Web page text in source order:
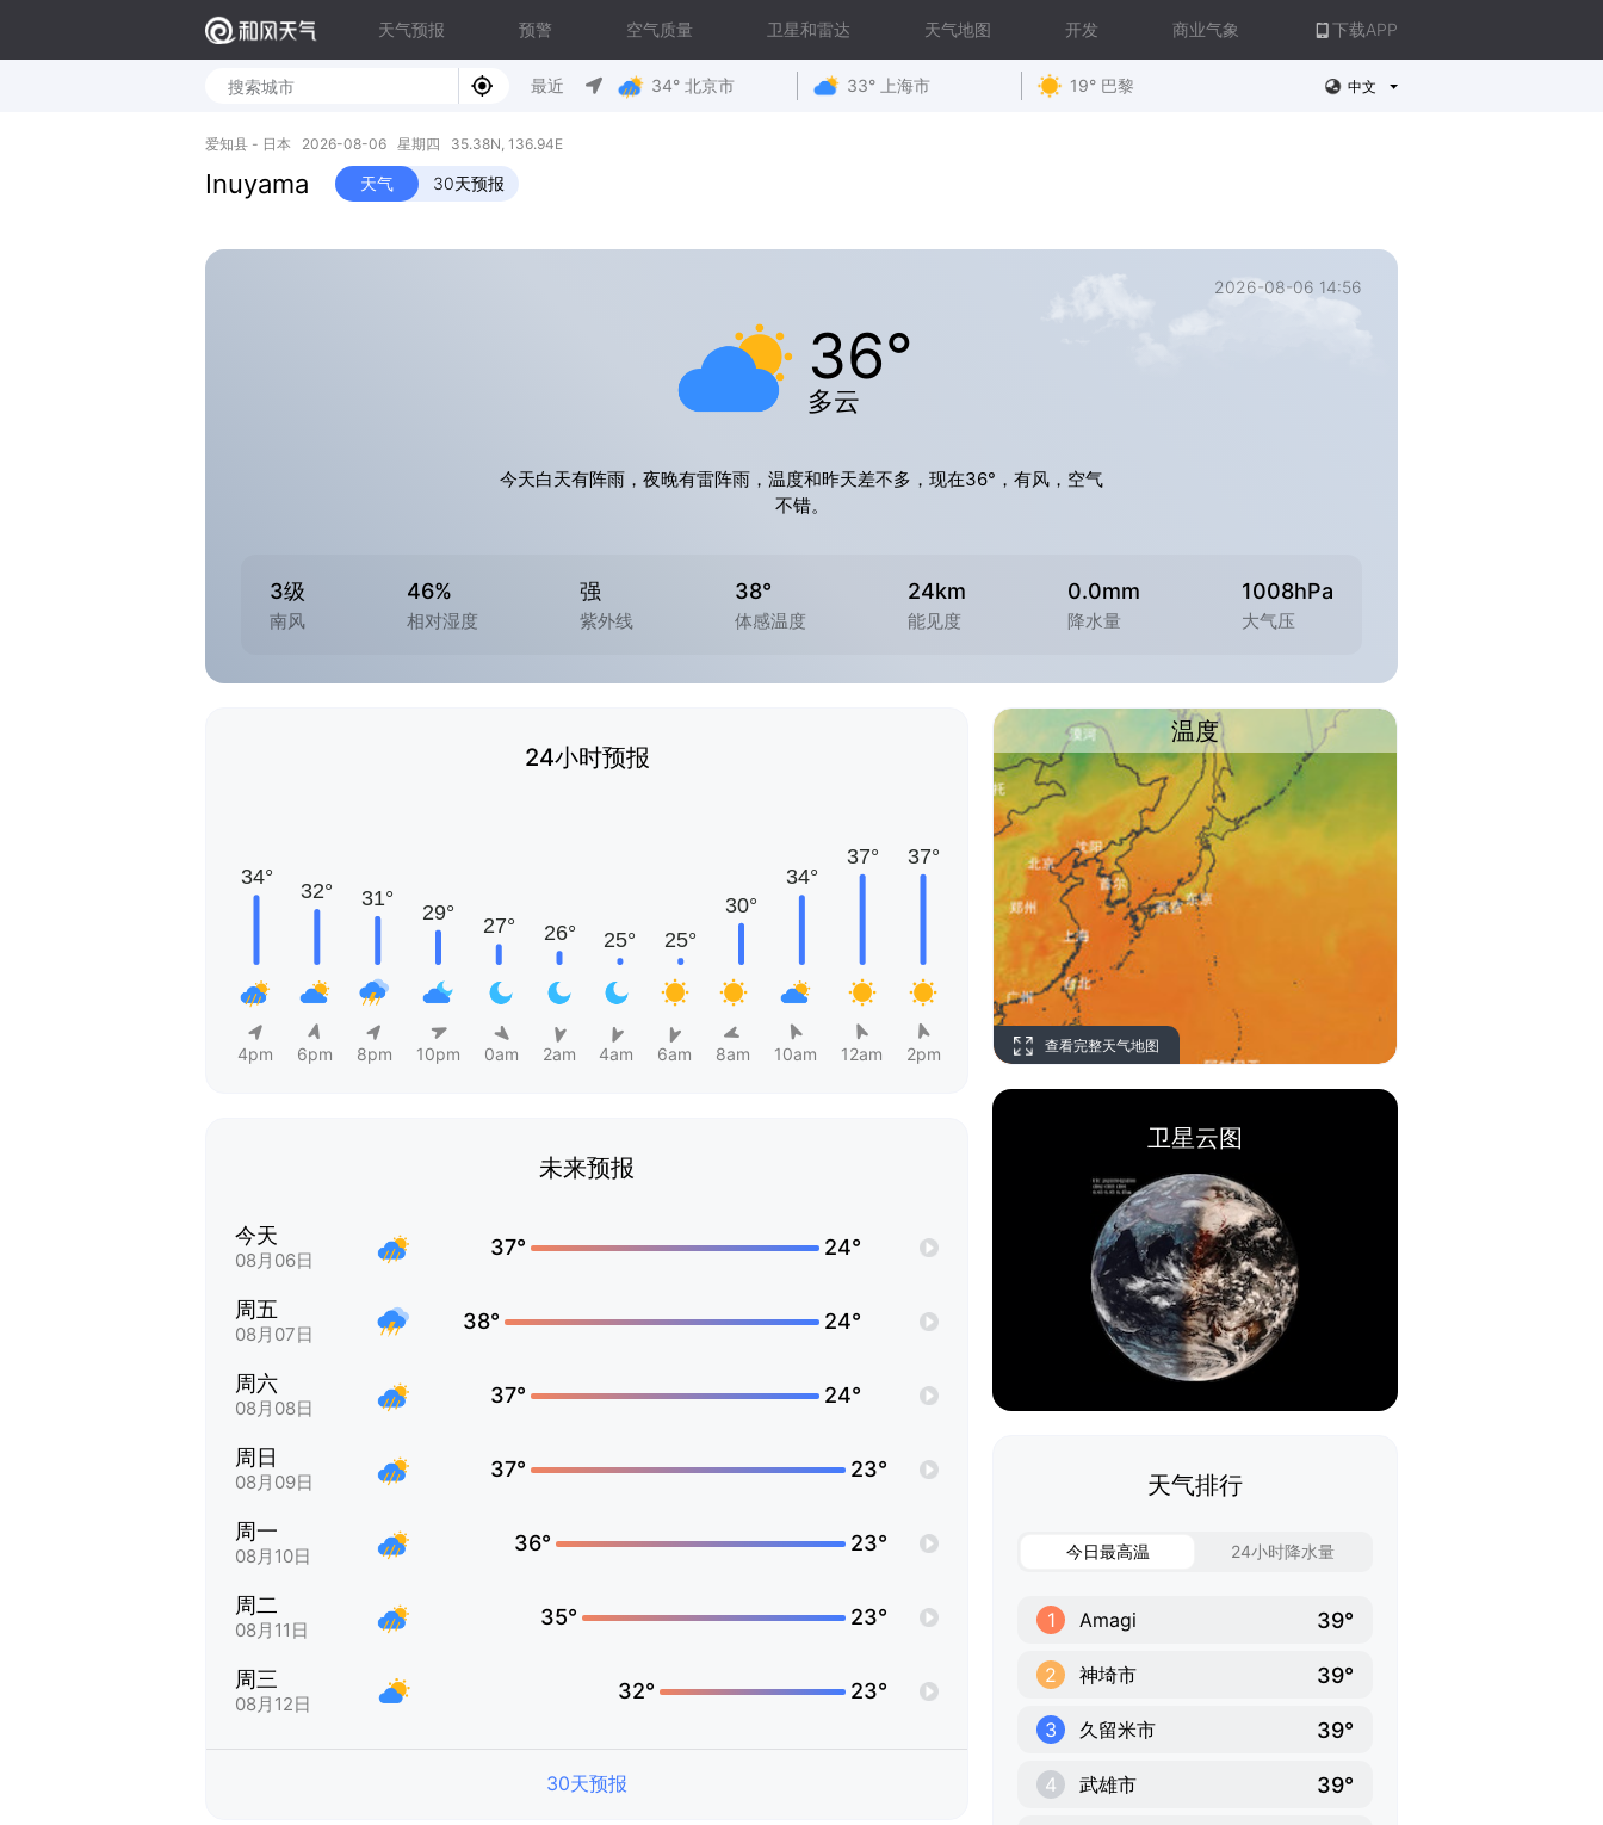
天气预报 预警 空气质量 卫星和雷达 天气地图 开发 商业气象 下载APP
最近 34° 北京市 33° 上海市 19° 巴黎 中文
爱知县 - 日本 2026-08-06 星期四 35.38N, 136.94E
Inuyama 天气 30天预报
2026-08-06 14:56
36°
多云
今天白天有阵雨，夜晚有雷阵雨，温度和昨天差不多，现在36°，有风，空气
不错。
3级
南风
46%
相对湿度
强
紫外线
38°
体感温度
24km
能见度
0.0mm
降水量
1008hPa
大气压
24小时预报
4pm 6pm 8pm 10pm 0am 2am 4am 6am 8am 10am 12am 2pm
未来预报
今天
08月06日
37° 24°
周五
08月07日
38° 24°
周六
08月08日
37° 24°
周日
08月09日
37° 23°
周一
08月10日
36° 23°
周二
08月11日
35° 23°
周三
08月12日
32° 23°
30天预报
温度
查看完整天气地图
卫星云图
天气排行
今日最高温 24小时降水量
1 Amagi 39°
2 神埼市 39°
3 久留米市 39°
4 武雄市 39°